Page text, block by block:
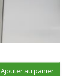
Ajouter au panier